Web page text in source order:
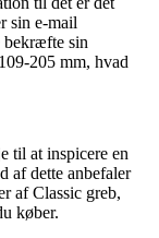
sin e-mail
bekræfte sin
205 mm, hvad
til at inspicere en
af dette anbefaler
af Classic greb,
køber.